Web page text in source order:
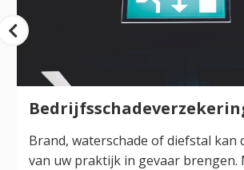
Brand, waterschade of diefstal kan
van uw praktijk in gevaar brengen.